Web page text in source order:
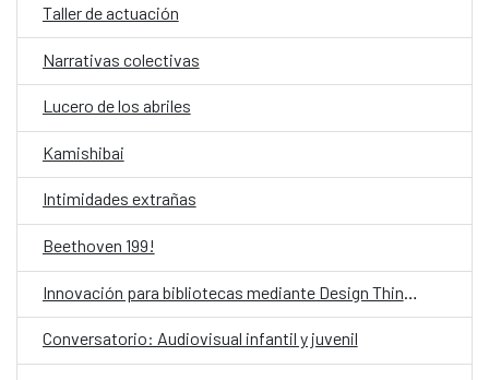
Taller de actuación
Narrativas colectivas
Lucero de los abriles
Kamishibai
Intimidades extrañas
Beethoven 199!
Conversatorio: Audiovisual infantil y juvenil